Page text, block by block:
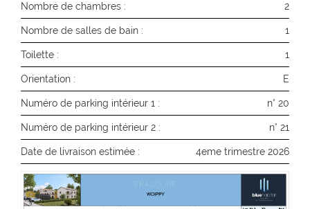
Nombre de chambres : 2
Nombre de salles de bain : 1
Toilette : 1
Orientation : E
Numéro de parking intérieur 1 : n° 20
Numéro de parking intérieur 2 : n° 21
Date de livraison estimée : 4eme trimestre 2026